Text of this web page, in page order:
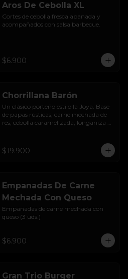
Aros De Cebolla XL
Cortes de cebolla fresca apanada y
acompañados con salsa barbecue.
$6.900
Chorrillana Barón
Un clásico porteño estilo la Joya. Base
de papas rústicas, carne mechada de
res, cebolla caramelizada, longaniza
$19.900
Empanadas De Carne
Mechada Con Queso
Empanadas de carne mechada con
queso (3 uds.)
$6.900
Gran Trio Burger